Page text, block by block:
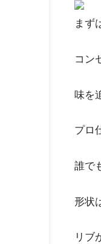
まず
コン
味を
プロ
誰で
形状
リブ